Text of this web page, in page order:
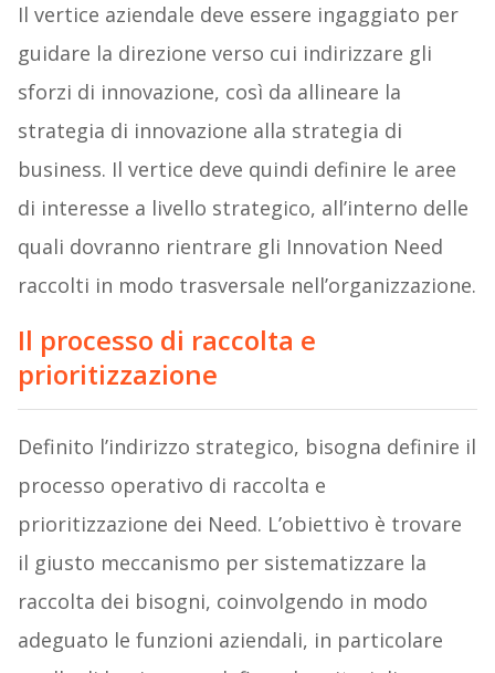
Il vertice aziendale deve essere ingaggiato per
guidare la direzione verso cui indirizzare gli
sforzi di innovazione, così da allineare la
strategia di innovazione alla strategia di
business. Il vertice deve quindi definire le aree
di interesse a livello strategico, all’interno delle
quali dovranno rientrare gli Innovation Need
raccolti in modo trasversale nell’organizzazione.
Il processo di raccolta e
prioritizzazione
Definito l’indirizzo strategico, bisogna definire il
processo operativo di raccolta e
prioritizzazione dei Need. L’obiettivo è trovare
il giusto meccanismo per sistematizzare la
raccolta dei bisogni, coinvolgendo in modo
adeguato le funzioni aziendali, in particolare